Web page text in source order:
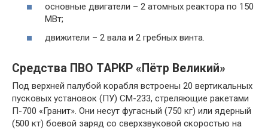
основные двигатели – 2 атомных реактора по 150
МВт;
движители – 2 вала и 2 гребных винта.
Средства ПВО ТАРКР «Пётр Великий»
Под верхней палубой корабля встроены 20 вертикальных
пусковых установок (ПУ) СМ-233, стреляющие ракетами
П-700 «Гранит». Они несут фугасный (750 кг) или ядерный
(500 кт) боевой заряд со сверхзвуковой скоростью на